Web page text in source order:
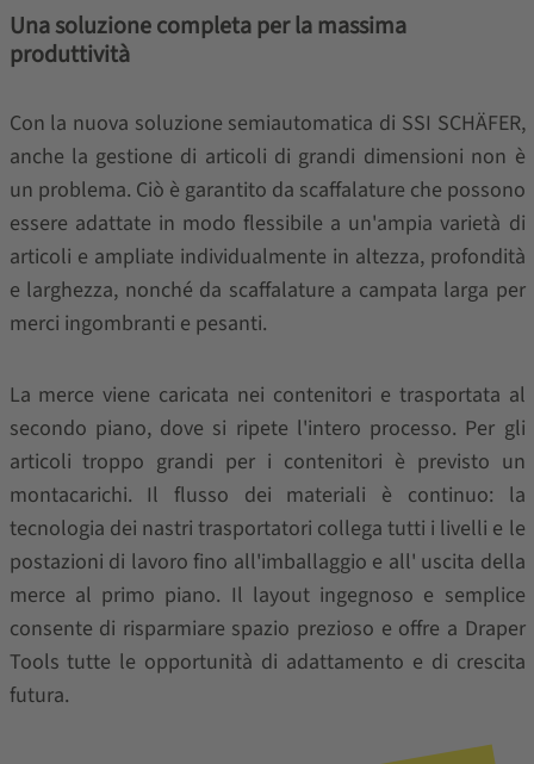
Una soluzione completa per la massima
produttività
Con la nuova soluzione semiautomatica di SSI SCHÄFER,
anche la gestione di articoli di grandi dimensioni non è
un problema. Ciò è garantito da scaffalature che possono
essere adattate in modo flessibile a un'ampia varietà di
articoli e ampliate individualmente in altezza, profondità
e larghezza, nonché da scaffalature a campata larga per
merci ingombranti e pesanti.
La merce viene caricata nei contenitori e trasportata al
secondo piano, dove si ripete l'intero processo. Per gli
articoli troppo grandi per i contenitori è previsto un
montacarichi. Il flusso dei materiali è continuo: la
tecnologia dei nastri trasportatori collega tutti i livelli e le
postazioni di lavoro fino all'imballaggio e all' uscita della
merce al primo piano. Il layout ingegnoso e semplice
consente di risparmiare spazio prezioso e offre a Draper
Tools tutte le opportunità di adattamento e di crescita
futura.